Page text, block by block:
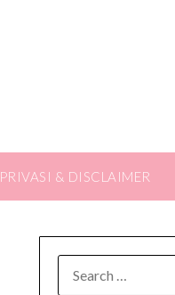
PRIVASI & DISCLAIMER
FOR: